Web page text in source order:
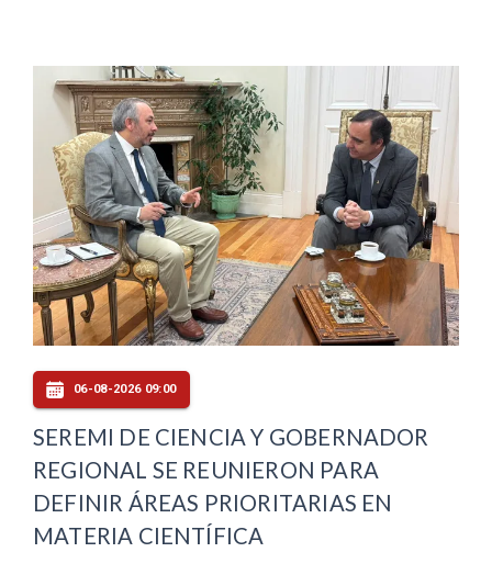
06-08-2026 09:00
SEREMI DE CIENCIA Y GOBERNADOR
REGIONAL SE REUNIERON PARA
DEFINIR ÁREAS PRIORITARIAS EN
MATERIA CIENTÍFICA